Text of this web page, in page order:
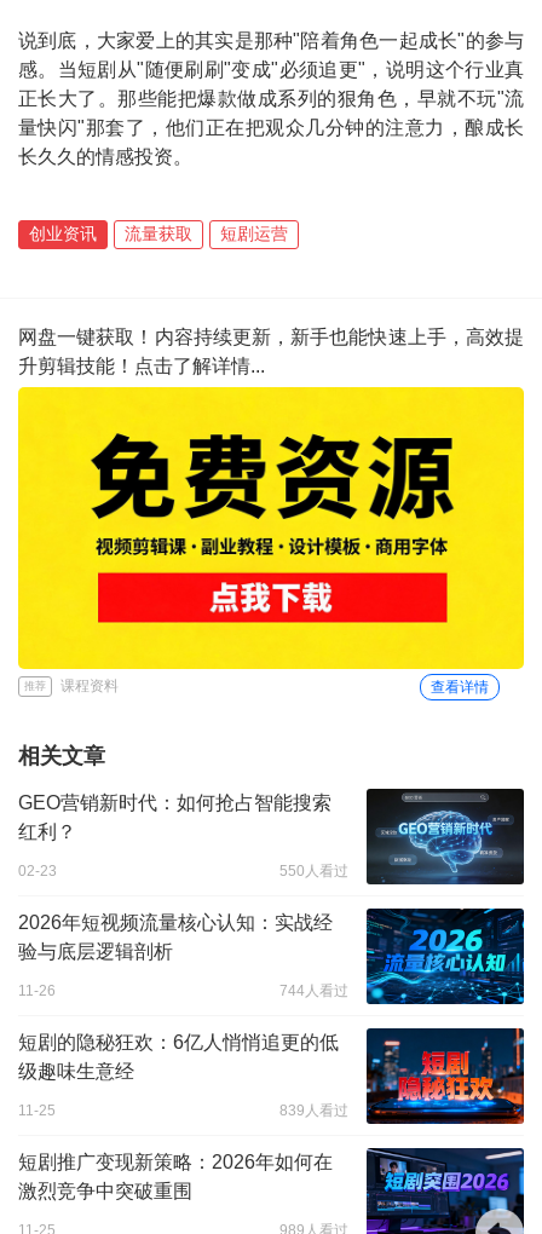
说到底，大家爱上的其实是那种"陪着角色一起成长"的参与
感。当短剧从"随便刷刷"变成"必须追更"，说明这个行业真
正长大了。那些能把爆款做成系列的狠角色，早就不玩"流
量快闪"那套了，他们正在把观众几分钟的注意力，酿成长
长久久的情感投资。
创业资讯 流量获取 短剧运营
网盘一键获取！内容持续更新，新手也能快速上手，高效提
升剪辑技能！点击了解详情...
推荐 课程资料 查看详情
相关文章
GEO营销新时代：如何抢占智能搜索
红利？
02-23 550人看过
2026年短视频流量核心认知：实战经
验与底层逻辑剖析
11-26 744人看过
短剧的隐秘狂欢：6亿人悄悄追更的低
级趣味生意经
11-25 839人看过
短剧推广变现新策略：2026年如何在
激烈竞争中突破重围
11-25 989人看过